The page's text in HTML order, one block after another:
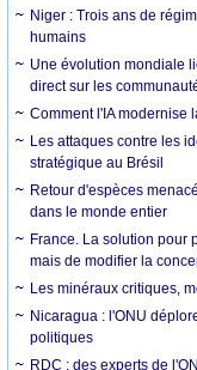
Niger : Trois ans de
humains
Une évolution mondiale
direct sur les
Comment l'IA modernise
Les attaques contre les
stratégique au Brésil
Retour d'espèces
dans le monde entier
France. La solution pour
mais de modifier la
Les minéraux critiques,
Nicaragua : l'ONU
politiques
RDC : des experts de